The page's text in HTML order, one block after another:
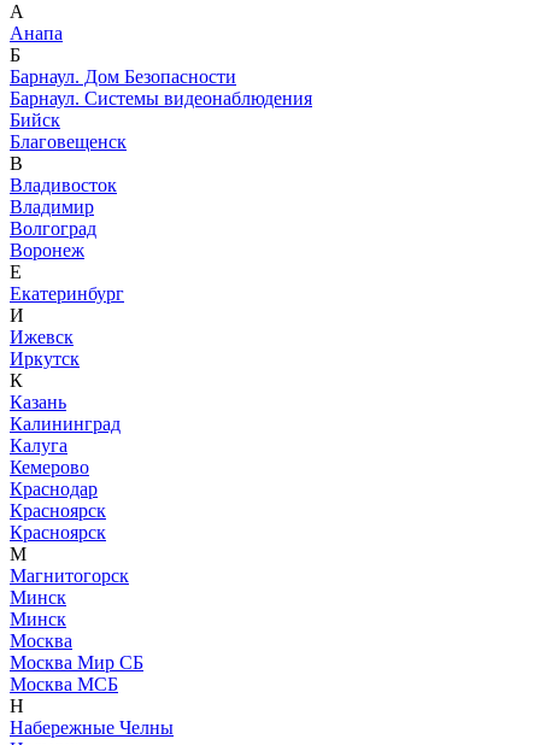
А
Анапа
Б
Барнаул. Дом Безопасности
Барнаул. Системы видеонаблюдения
Бийск
Благовещенск
В
Владивосток
Владимир
Волгоград
Воронеж
Е
Екатеринбург
И
Ижевск
Иркутск
К
Казань
Калининград
Калуга
Кемерово
Краснодар
Красноярск
Красноярск
М
Магнитогорск
Минск
Минск
Москва
Москва Мир СБ
Москва МСБ
Н
Набережные Челны